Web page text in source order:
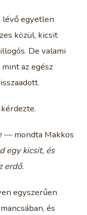
lévő egyetlen
közül, kicsit
De valami
az egész
—mondta Makkos
egy kicsit, és
erdő.
egyszerűen
és